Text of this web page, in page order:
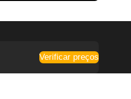
Verificar preços